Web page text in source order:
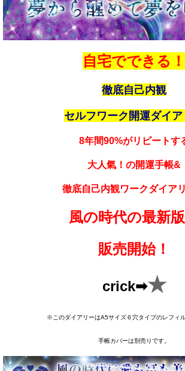
自宅でできる！
徹底自己内観
セルフワーク 開運ダイ
8年間90%がリピートす
大人氣！の開運手帳&
徹底自己内観ワークダイア
風の時代の最新版
販売開始！
crick➡★
※このダイアリーはA5サイズ６穴タイプのレフィル
手帳カバーは別売りです。